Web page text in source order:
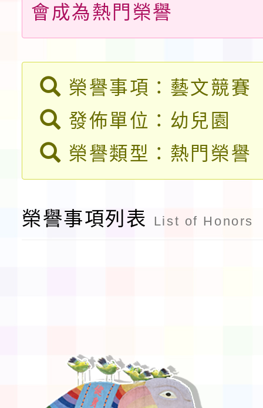
實施要點各1份
程
函轉國家通訊傳播委員
速演練執行計畫」
法」
本校115學年度第1學
第3次招考代課鐘點教
告(不再辦理後續甄選)
檢送「桃園市115學年
賽實施要點」1份
本市「115學年度學生
展演活動實施計畫」
會成為熱門榮譽
榮譽事項：藝文競賽
發佈單位：幼兒園
榮譽類型：熱門榮譽
榮譽事項列表 List of Honors